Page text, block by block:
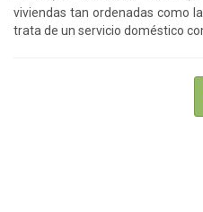
viviendas tan ordenadas como
trata de un servicio doméstico